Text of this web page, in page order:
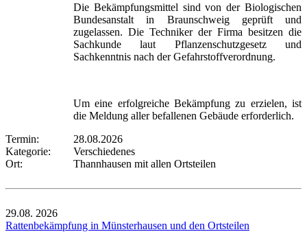
Die Bekämpfungsmittel sind von der Biologischen
Bundesanstalt in Braunschweig geprüft und
zugelassen. Die Techniker der Firma besitzen die
Sachkunde laut Pflanzenschutzgesetz und
Sachkenntnis nach der Gefahrstoffverordnung.
Um eine erfolgreiche Bekämpfung zu erzielen, ist
die Meldung aller befallenen Gebäude erforderlich.
Termin:
28.08.2026
Kategorie:
Verschiedenes
Ort:
Thannhausen mit allen Ortsteilen
29.08. 2026
Rattenbekämpfung in Münsterhausen und den Ortsteilen